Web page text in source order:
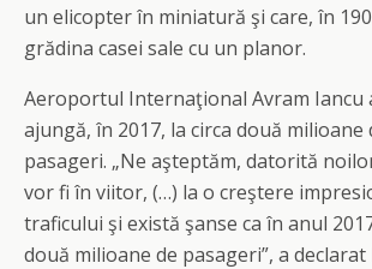
un elicopter în miniatură şi care, în
grădina casei sale cu un planor.
Aeroportul Internaţional Avram Iancu
ajungă, în 2017, la circa două milioane
pasageri. „Ne aşteptăm, datorită
vor fi în viitor, (…) la o creştere
traficului şi există şanse ca în anul
două milioane de pasageri”, a declarat